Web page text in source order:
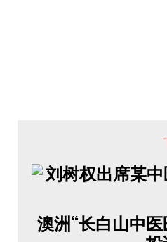
澳洲“长白山中